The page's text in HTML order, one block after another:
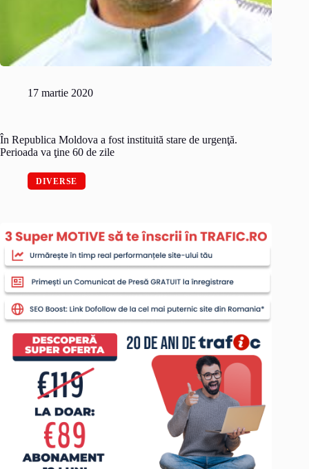
17 martie 2020
În Republica Moldova a fost instituită stare de urgenţă.
Perioada va ţine 60 de zile
DIVERSE